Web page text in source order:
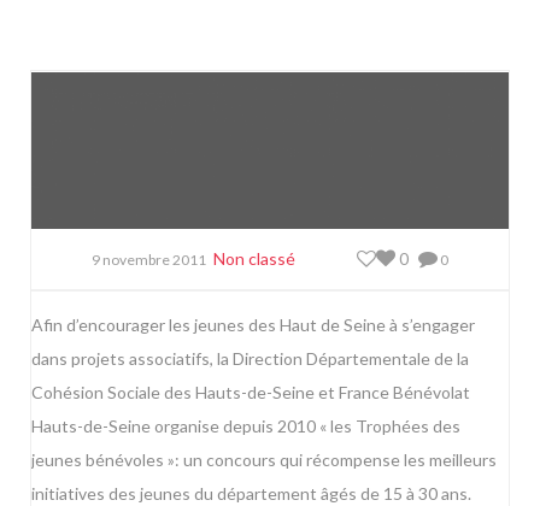
9 novembre 2011 Non classé 0
0
Afin d’encourager les jeunes des Haut de Seine à s’engager
dans projets associatifs, la Direction Départementale de la
Cohésion Sociale des Hauts-de-Seine et France Bénévolat
Hauts-de-Seine organise depuis 2010 « les Trophées des
jeunes bénévoles »: un concours qui récompense les meilleurs
initiatives des jeunes du département âgés de 15 à 30 ans.